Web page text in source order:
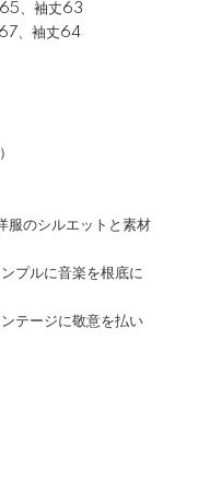
65、袖丈63
、袖丈64
服のシルエットと素材
プルに音楽を根底に
テージに敬意を払い